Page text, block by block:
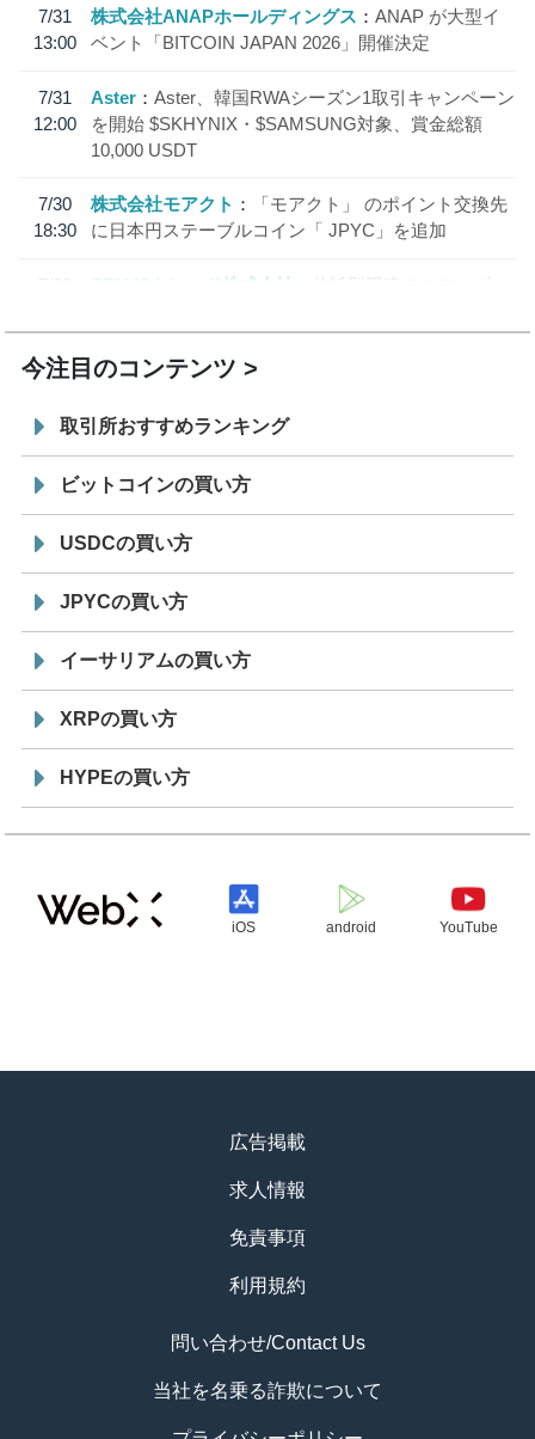
7/31
13:00
株式会社ANAPホールディングス
ANAP が大型イ
ベント「BITCOIN JAPAN 2026」開催決定
7/31
12:00
Aster
Aster、韓国RWAシーズン1取引キャンペーン
を開始 $SKHYNIX・$SAMSUNG対象、賞金総額
10,000 USDT
7/30
18:30
株式会社モアクト
「モアクト」 のポイント交換先
に日本円ステーブルコイン「 JPYC」を追加
7/29
SBI VCトレード株式会社
信託型円建てステーブル
今注目のコンテンツ
取引所おすすめランキング
ビットコインの買い方
USDCの買い方
JPYCの買い方
イーサリアムの買い方
XRPの買い方
HYPEの買い方
iOS android YouTube
広告掲載
求人情報
免責事項
利用規約
問い合わせ/Contact Us
当社を名乗る詐欺について